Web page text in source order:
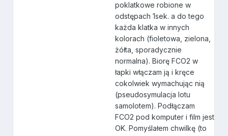
poklatkowe robione w
odstępach 1sek. a do tego
każda klatka w innych
kolorach (fioletowa, zielona,
żółta, sporadycznie
normalna). Biorę FCO2 w
łapki włączam ją i kręce
cokolwiek wymachując nią
(pseudosymulacja lotu
samolotem). Podłączam
FCO2 pod komputer i film jest
OK. Pomyślałem chwilkę (to